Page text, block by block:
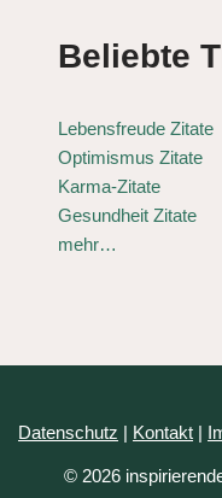
Beliebte
Lebensfreude Zitate
Optimismus Zitate
Karma-Zitate
Gesundheit Zitate
mehr…
Datenschutz | Kontakt |
© 2026